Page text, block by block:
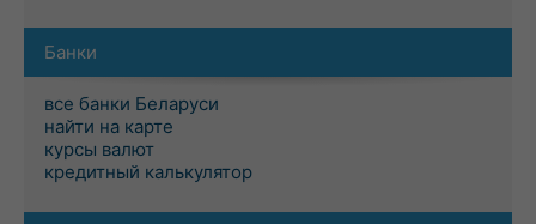
Банки
все банки Беларуси
найти на карте
курсы валют
кредитный калькулятор